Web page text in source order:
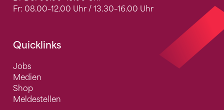
Fr: 08.00–12.00 Uhr / 13.30–16.00 Uhr
Quicklinks
Jobs
Medien
Shop
Meldestellen